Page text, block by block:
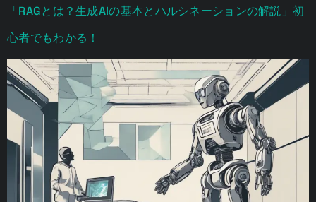
「RAGとは？生成AIの基本とハルシネーションの解説」初
心者でもわかる！